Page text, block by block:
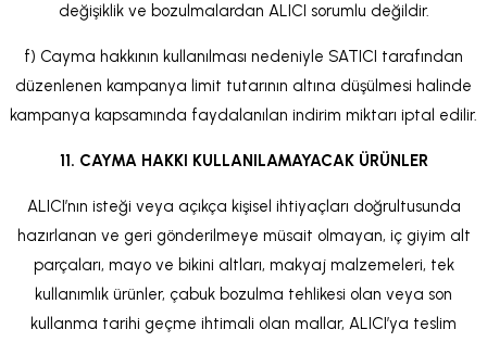
değişiklik ve bozulmalardan ALICI sorumlu değildir.
f) Cayma hakkının kullanılması nedeniyle SATICI tarafından
düzenlenen kampanya limit tutarının altına düşülmesi halinde
kampanya kapsamında faydalanılan indirim miktarı iptal edilir.
11. CAYMA HAKKI KULLANILAMAYACAK ÜRÜNLER
ALICI’nın isteği veya açıkça kişisel ihtiyaçları doğrultusunda
hazırlanan ve geri gönderilmeye müsait olmayan, iç giyim alt
parçaları, mayo ve bikini altları, makyaj malzemeleri, tek
kullanımlık ürünler, çabuk bozulma tehlikesi olan veya son
kullanma tarihi geçme ihtimali olan mallar, ALICI’ya teslim